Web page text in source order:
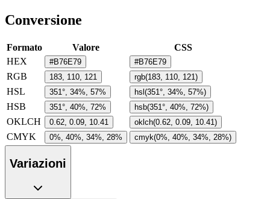
Conversione
Formato Valore
CSS
HEX
#B76E79 #B76E79
RGB 183, 110, 121 rgb(183, 110, 121)
HSL 351°, 34%, 57% hsl(351°, 34%, 57%)
HSB 351°, 40%, 72% hsb(351°, 40%, 72%)
OKLCH 0.62, 0.09, 10.41 oklch(0.62, 0.09, 10.41)
CMYK 0%, 40%, 34%, 28% cmyk(0%, 40%, 34%, 28%)
Variazioni